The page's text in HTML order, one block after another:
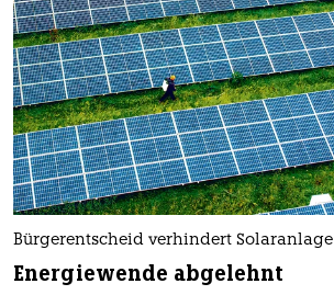
Bürgerentscheid verhindert Solaranlage
Energiewende abgelehnt